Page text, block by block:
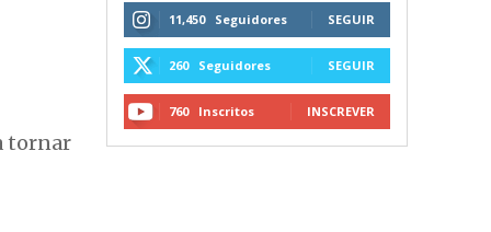
tornar
11,450 Seguidores SEGUIR
260 Seguidores SEGUIR
760 Inscritos INSCREVER